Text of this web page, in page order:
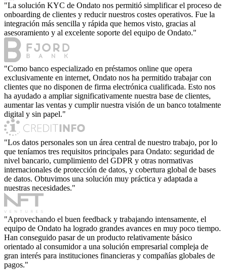
"La solución KYC de Ondato nos permitió simplificar el proceso de
onboarding de clientes y reducir nuestros costes operativos. Fue la
integración más sencilla y rápida que hemos visto, gracias al
asesoramiento y al excelente soporte del equipo de Ondato."
"Como banco especializado en préstamos online que opera
exclusivamente en internet, Ondato nos ha permitido trabajar con
clientes que no disponen de firma electrónica cualificada. Esto nos
ha ayudado a ampliar significativamente nuestra base de clientes,
aumentar las ventas y cumplir nuestra visión de un banco totalmente
digital y sin papel."
"Los datos personales son un área central de nuestro trabajo, por lo
que teníamos tres requisitos principales para Ondato: seguridad de
nivel bancario, cumplimiento del GDPR y otras normativas
internacionales de protección de datos, y cobertura global de bases
de datos. Obtuvimos una solución muy práctica y adaptada a
nuestras necesidades."
"Aprovechando el buen feedback y trabajando intensamente, el
equipo de Ondato ha logrado grandes avances en muy poco tiempo.
Han conseguido pasar de un producto relativamente básico
orientado al consumidor a una solución empresarial compleja de
gran interés para instituciones financieras y compañías globales de
pagos."